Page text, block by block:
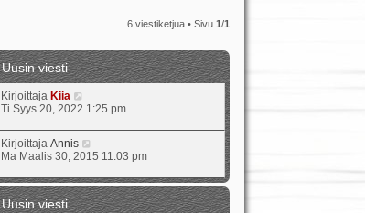
6 viestiketjua • Sivu1/1
Uusin viesti
KirjoittajaKiia
Ti Syys 20, 2022 1:25 pm
KirjoittajaAnnis
Ma Maalis 30, 2015 11:03 pm
Uusin viesti